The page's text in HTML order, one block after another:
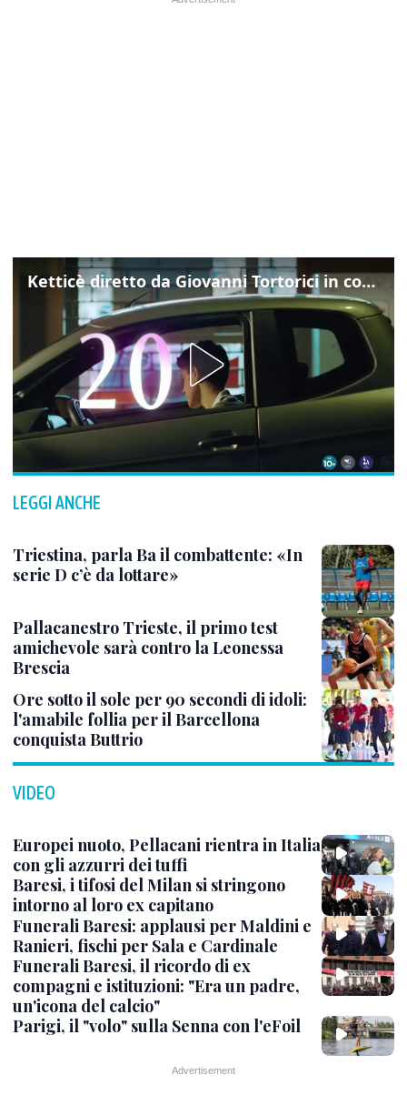
Ketticè diretto da Giovanni Tortorici in concorso al Locarno Film Festival
LEGGI ANCHE
Triestina, parla Ba il combattente: «In
serie D c’è da lottare»
Pallacanestro Trieste, il primo test
amichevole sarà contro la Leonessa
Brescia
Ore sotto il sole per 90 secondi di idoli:
l'amabile follia per il Barcellona
conquista Buttrio
VIDEO
Europei nuoto, Pellacani rientra in Italia
con gli azzurri dei tuffi
Baresi, i tifosi del Milan si stringono
intorno al loro ex capitano
Funerali Baresi: applausi per Maldini e
Ranieri, fischi per Sala e Cardinale
Funerali Baresi, il ricordo di ex
compagni e istituzioni: "Era un padre,
un'icona del calcio"
Parigi, il "volo" sulla Senna con l'eFoil